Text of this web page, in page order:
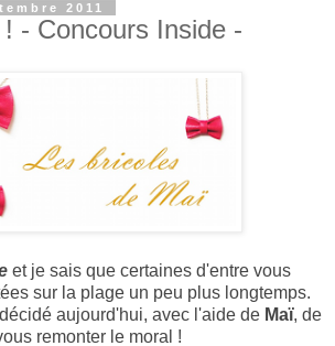
2011
- Concours Inside -
et je sais que certaines d'entre vous
sur la plage un peu plus longtemps.
aujourd'hui, avec l'aide de Maï, de
remonter le moral !